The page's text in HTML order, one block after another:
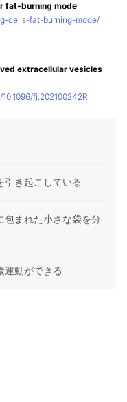
fat-burning mode
cells-fat-burning-mode/
extracellular vesicles
fj.202100242R
引き起こしている
包まれた小さな袋を分
運動ができる